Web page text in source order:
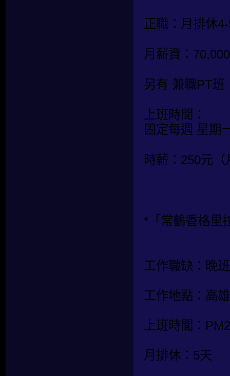
正職：月排休
月薪資：
另有 兼職PT班
上班時間：
固定每週 星期
時薪：250元
*「常鶴香格里
工作職缺：晚
工作地點：高
上班時間：
月排休：5天